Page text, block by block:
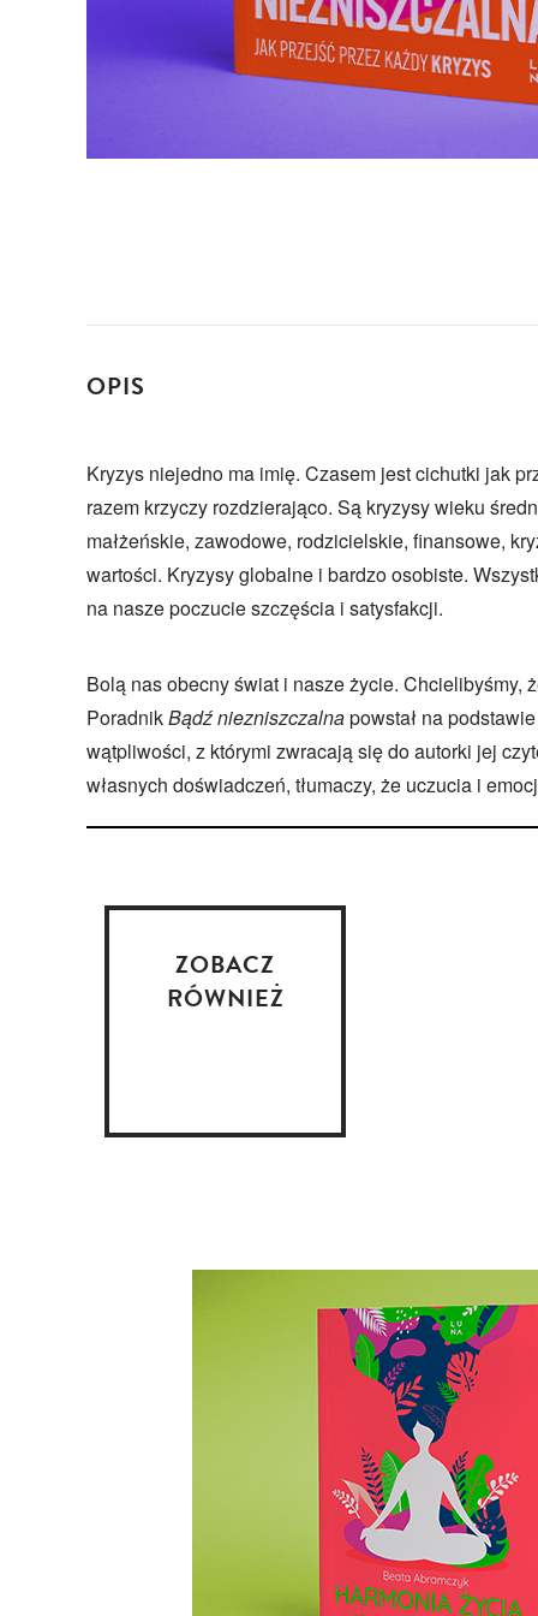
OPIS
Kryzys niejedno ma imię. Czasem jest cichutki jak
razem krzyczy rozdzierająco. Są kryzysy wieku
małżeńskie, zawodowe, rodzicielskie, finansowe,
wartości. Kryzysy globalne i bardzo osobiste.
na nasze poczucie szczęścia i satysfakcji.
Bolą nas obecny świat i nasze życie. Chcielibyśmy,
PoradnikBądź niezniszczalnapowstał na
wątpliwości, z którymi zwracają się do autorki jej
własnych doświadczeń, tłumaczy, że uczucia i
ZOBACZ
RÓWNIEŻ